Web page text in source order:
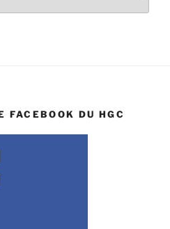
FACEBOOK DU HGC